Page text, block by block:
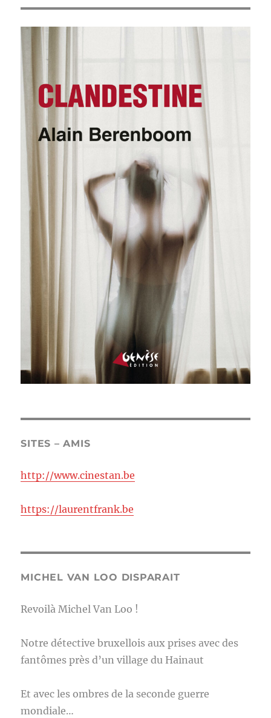
SITES – AMIS
http://www.cinestan.be
https://laurentfrank.be
MICHEL VAN LOO DISPARAIT
Revoilà Michel Van Loo !
Notre détective bruxellois aux prises avec des
fantômes près d’un village du Hainaut
Et avec les ombres de la seconde guerre
mondiale…